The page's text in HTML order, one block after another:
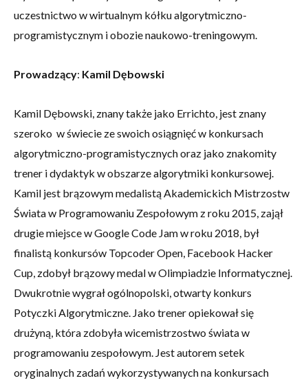
uczestnictwo w wirtualnym kółku algorytmiczno-
programistycznym i obozie naukowo-treningowym.
Prowadzący: Kamil Dębowski
Kamil Dębowski, znany także jako Errichto, jest znany
szeroko w świecie ze swoich osiągnięć w konkursach
algorytmiczno-programistycznych oraz jako znakomity
trener i dydaktyk w obszarze algorytmiki konkursowej.
Kamil jest brązowym medalistą Akademickich Mistrzostw
Świata w Programowaniu Zespołowym z roku 2015, zajął
drugie miejsce w Google Code Jam w roku 2018, był
finalistą konkursów Topcoder Open, Facebook Hacker
Cup, zdobył brązowy medal w Olimpiadzie Informatycznej.
Dwukrotnie wygrał ogólnopolski, otwarty konkurs
Potyczki Algorytmiczne. Jako trener opiekował się
drużyną, która zdobyła wicemistrzostwo świata w
programowaniu zespołowym. Jest autorem setek
oryginalnych zadań wykorzystywanych na konkursach